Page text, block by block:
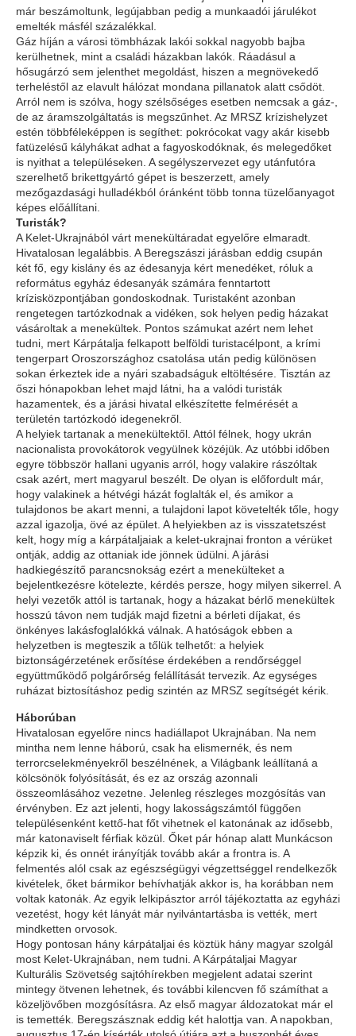
már beszámoltunk, legújabban pedig a munkaadói járulékot
emelték másfél százalékkal.
Gáz híján a városi tömbházak lakói sokkal nagyobb bajba
kerülhetnek, mint a családi házakban lakók. Ráadásul a
hősugárzó sem jelenthet megoldást, hiszen a megnövekedő
terheléstől az elavult hálózat mondana pillanatok alatt csődöt.
Arról nem is szólva, hogy szélsőséges esetben nemcsak a gáz-,
de az áramszolgáltatás is megszűnhet. Az MRSZ krízishelyzet
estén többféleképpen is segíthet: pokrócokat vagy akár kisebb
fatüzelésű kályhákat adhat a fagyoskodóknak, és melegedőket
is nyithat a településeken. A segélyszervezet egy utánfutóra
szerelhető brikettgyártó gépet is beszerzett, amely
mezőgazdasági hulladékból óránként több tonna tüzelőanyagot
képes előállítani.
Turisták?
A Kelet-Ukrajnából várt menekültáradat egyelőre elmaradt.
Hivatalosan legalábbis. A Beregszászi járásban eddig csupán
két fő, egy kislány és az édesanyja kért menedéket, róluk a
református egyház édesanyák számára fenntartott
krízisközpontjában gondoskodnak. Turistaként azonban
rengetegen tartózkodnak a vidéken, sok helyen pedig házakat
vásároltak a menekültek. Pontos számukat azért nem lehet
tudni, mert Kárpátalja felkapott belföldi turistacélpont, a krími
tengerpart Oroszországhoz csatolása után pedig különösen
sokan érkeztek ide a nyári szabadságuk eltöltésére. Tisztán az
őszi hónapokban lehet majd látni, ha a valódi turisták
hazamentek, és a járási hivatal elkészítette felmérését a
területén tartózkodó idegenekről.
A helyiek tartanak a menekültektől. Attól félnek, hogy ukrán
nacionalista provokátorok vegyülnek közéjük. Az utóbbi időben
egyre többször hallani ugyanis arról, hogy valakire rászóltak
csak azért, mert magyarul beszélt. De olyan is előfordult már,
hogy valakinek a hétvégi házát foglalták el, és amikor a
tulajdonos be akart menni, a tulajdoni lapot követelték tőle, hogy
azzal igazolja, övé az épület. A helyiekben az is visszatetszést
kelt, hogy míg a kárpátaljaiak a kelet-ukrajnai fronton a vérüket
ontják, addig az ottaniak ide jönnek üdülni. A járási
hadkiegészítő parancsnokság ezért a menekülteket a
bejelentkezésre kötelezte, kérdés persze, hogy milyen sikerrel. A
helyi vezetők attól is tartanak, hogy a házakat bérlő menekültek
hosszú távon nem tudják majd fizetni a bérleti díjakat, és
önkényes lakásfoglalókká válnak. A hatóságok ebben a
helyzetben is megteszik a tőlük telhetőt: a helyiek
biztonságérzetének erősítése érdekében a rendőrséggel
együttműködő polgárőrség felállítását tervezik. Az egységes
ruházat biztosításhoz pedig szintén az MRSZ segítségét kérik.
Háborúban
Hivatalosan egyelőre nincs hadiállapot Ukrajnában. Na nem
mintha nem lenne háború, csak ha elismernék, és nem
terrorcselekményekről beszélnének, a Világbank leállítaná a
kölcsönök folyósítását, és ez az ország azonnali
összeomlásához vezetne. Jelenleg részleges mozgósítás van
érvényben. Ez azt jelenti, hogy lakosságszámtól függően
településenként kettő-hat főt vihetnek el katonának az idősebb,
már katonaviselt férfiak közül. Őket pár hónap alatt Munkácson
képzik ki, és onnét irányítják tovább akár a frontra is. A
felmentés alól csak az egészségügyi végzettséggel rendelkezők
kivételek, őket bármikor behívhatják akkor is, ha korábban nem
voltak katonák. Az egyik lelkipásztor arról tájékoztatta az egyházi
vezetést, hogy két lányát már nyilvántartásba is vették, mert
mindketten orvosok.
Hogy pontosan hány kárpátaljai és köztük hány magyar szolgál
most Kelet-Ukrajnában, nem tudni. A Kárpátaljai Magyar
Kulturális Szövetség sajtóhírekben megjelent adatai szerint
mintegy ötvenen lehetnek, és további kilencven fő számíthat a
közeljövőben mozgósításra. Az első magyar áldozatokat már el
is temették. Beregszásznak eddig két halottja van. A napokban,